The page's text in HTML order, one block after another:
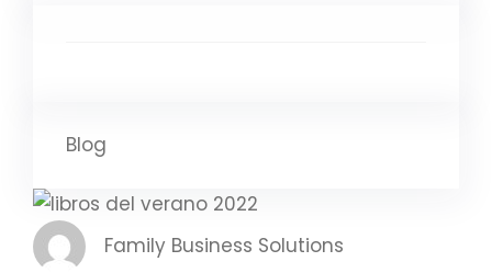
Blog
Family Business Solutions